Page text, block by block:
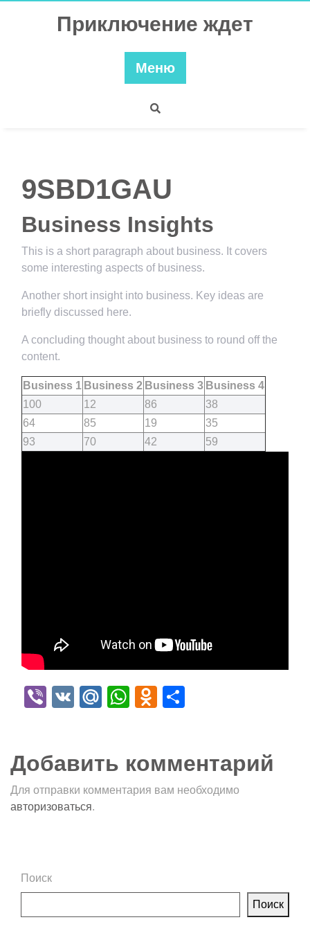
Приключение ждет
Меню
9SBD1GAU
Business Insights
This is a short paragraph about business. It covers
some interesting aspects of business.
Another short insight into business. Key ideas are
briefly discussed here.
A concluding thought about business to round off the
content.
Business 1 Business 2 Business 3 Business 4
100
12 86
38
64
85 19
35
93
70 42 59
Viber
VK Mail.Ru
WhatsApp
Odnoklassniki
Добавить комментарий
Для отправки комментария вам необходимо
авторизоваться.
Поиск
Поиск